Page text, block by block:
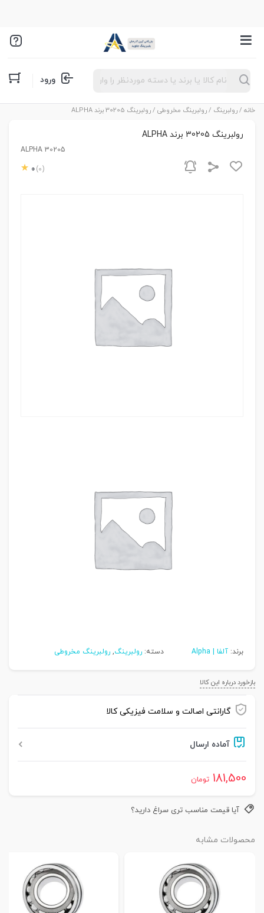
Products
search ورود
خانه /رولبرینگ /رولبرینگ مخروطی / رولبرینگ 30205 برند ALPHA
رولبرینگ 30205 برند ALPHA
ALPHA 30205
0 (0)
برند: آلفا | Alpha دسته: رولبرینگ, رولبرینگ مخروطی
بازخورد درباره این کالا
گارانتی اصالت و سلامت فیزیکی کالا
آماده ارسال
181,500 تومان
آیا قیمت مناسب تری سراغ دارید؟
محصولات مشابه